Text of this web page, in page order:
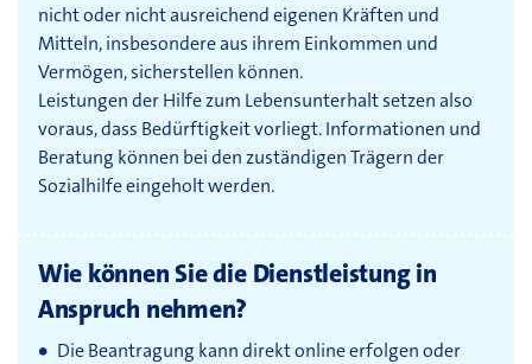
nicht oder nicht ausreichend eigenen Kräften und
Mitteln, insbesondere aus ihrem Einkommen und
Vermögen, sicherstellen können.
Leistungen der Hilfe zum Lebensunterhalt setzen also
voraus, dass Bedürftigkeit vorliegt. Informationen und
Beratung können bei den zuständigen Trägern der
Sozialhilfe eingeholt werden.
Wie können Sie die Dienstleistung in
Anspruch nehmen?
Die Beantragung kann direkt online erfolgen oder